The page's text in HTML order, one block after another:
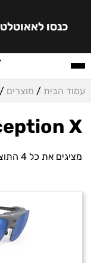
כנסו
עמוד הבית / מוצרים / Exception X
X
מציגים את כל ⁦4⁩ התוצאות